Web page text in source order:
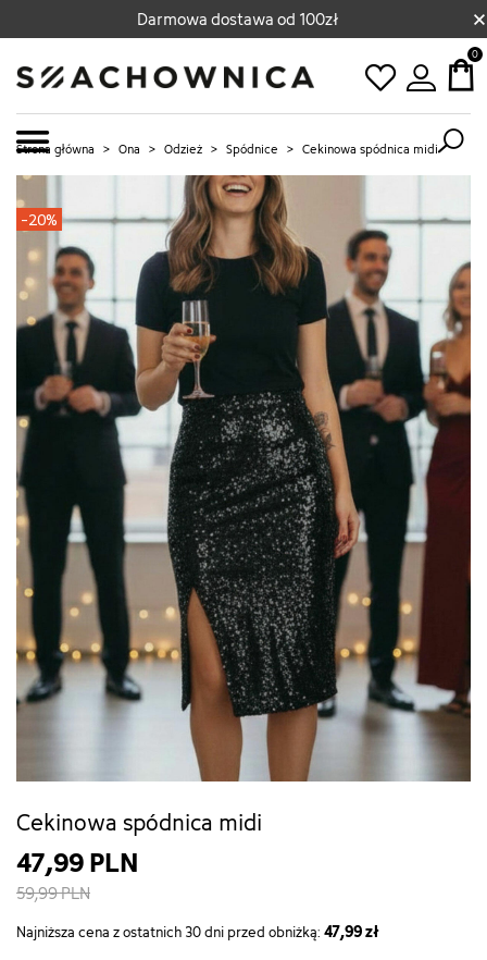
Darmowa dostawa od 100zł ×
0
Strona główna > Ona > Odzież > Spódnice > Cekinowa spódnica midi
-20%
Cekinowa spódnica midi
47,99 PLN
59,99 PLN
Najniższa cena z ostatnich 30 dni przed obniżką: 47,99 zł